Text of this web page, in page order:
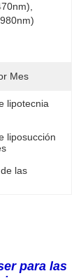
Mes
lipotecnia
liposucción
las
para las